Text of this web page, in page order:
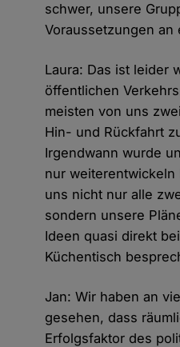
schwer, unsere
Voraussetzungen
Laura: Das ist leider
öffentlichen
meisten von uns
Hin- und Rückfahrt
Irgendwann wurde
nur
uns nicht nur alle
sondern unsere
Ideen quasi direkt
Küchentisch
Jan: Wir haben an
gesehen, dass
Erfolgsfaktor des